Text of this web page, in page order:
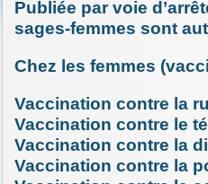
Publiée par voie
sages-femmes sont
Chez les femmes
Vaccination contre la
Vaccination contre le
Vaccination contre la
Vaccination contre la